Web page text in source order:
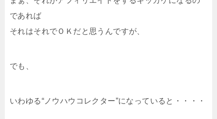
であれば
それはそれでＯＫだと思うんですが、
でも、
いわゆる“ノウハウコレクター”になっていると・・・・